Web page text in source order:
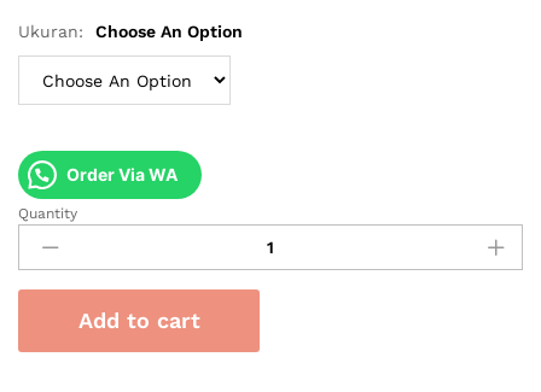
Ukuran: Choose An Option
Order Via WA
Reel
Pancing
Ryobi
Maturity
quantity
Quantity
Add to cart